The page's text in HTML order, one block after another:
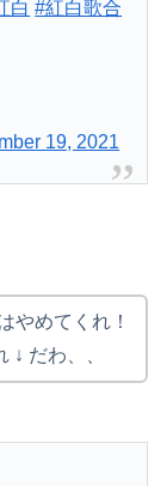
白 #紅白歌合
19, 2021
やめてくれ！
↓ だわ、、